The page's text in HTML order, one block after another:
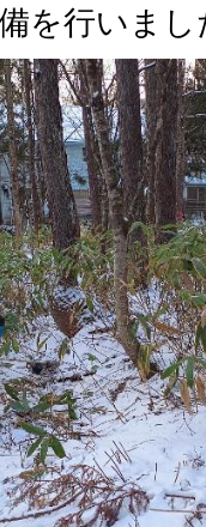
を行いまし